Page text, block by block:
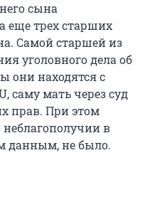
сына
еще трех старших
Самой старшей из
уголовного дела об
они находятся с
саму мать через суд
прав. При этом
в
данным, не было.